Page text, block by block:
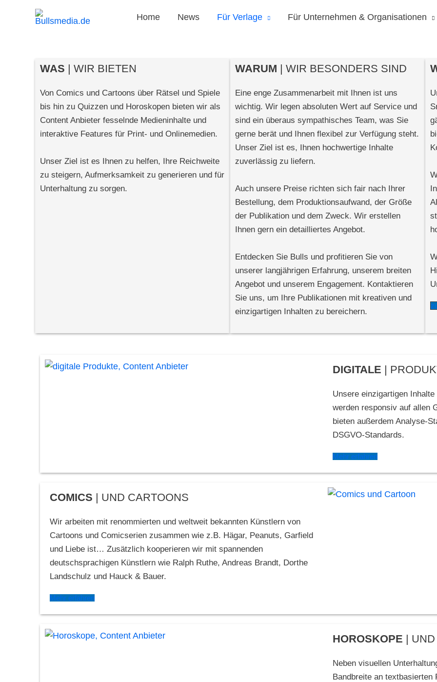
Home News Für Verlage Für Unternehmen & Organisationen
WAS | WIR BIETEN
Von Comics und Cartoons über Rätsel und Spiele
bis hin zu Quizzen und Horoskopen bieten wir als
Content Anbieter fesselnde Medieninhalte und
interaktive Features für Print- und Onlinemedien.
Unser Ziel ist es Ihnen zu helfen, Ihre Reichweite
zu steigern, Aufmerksamkeit zu generieren und für
Unterhaltung zu sorgen.
WARUM | WIR BESONDERS SIND
Eine enge Zusammenarbeit mit Ihnen ist uns
wichtig. Wir legen absoluten Wert auf Service und
sind ein überaus sympathisches Team, was Sie
gerne berät und Ihnen flexibel zur Verfügung steht.
Unser Ziel ist es, Ihnen hochwertige Inhalte
zuverlässig zu liefern.
Auch unsere Preise richten sich fair nach Ihrer
Bestellung, dem Produktionsaufwand, der Größe
der Publikation und dem Zweck. Wir erstellen
Ihnen gern ein detailliertes Angebot.
Entdecken Sie Bulls und profitieren Sie von
unserer langjährigen Erfahrung, unserem breiten
Angebot und unserem Engagement. Kontaktieren
Sie uns, um Ihre Publikationen mit kreativen und
einzigartigen Inhalten zu bereichern.
DIGITALE |
Unsere einzigartigen
werden responsiv auf allen
bieten außerdem Analyse-
DSGVO-Standards.
Mehr erfahren
COMICS | UND CARTOONS
Wir arbeiten mit renommierten und weltweit bekannten Künstlern von
Cartoons und Comicserien zusammen wie z.B. Hägar, Peanuts, Garfield
und Liebe ist… Zusätzlich kooperieren wir mit spannenden
deutschsprachigen Künstlern wie Ralph Ruthe, Andreas Brandt, Dorthe
Landschulz und Hauck & Bauer.
Mehr erfahren
HOROSKOPE |
Neben visuellen
Bandbreite an textbasierten